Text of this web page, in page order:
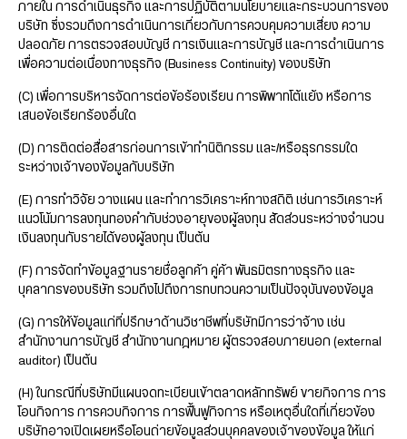
ภายใน การดำเนินธุรกิจ และการปฏิบัติตามนโยบายและกระบวนการของ
บริษัท ซึ่งรวมถึงการดำเนินการเกี่ยวกับการควบคุมความเสี่ยง ความ
ปลอดภัย การตรวจสอบบัญชี การเงินและการบัญชี และการดำเนินการ
เพื่อความต่อเนื่องทางธุรกิจ (Business Continuity) ของบริษัท
(C) เพื่อการบริหารจัดการต่อข้อร้องเรียน การพิพาทโต้แย้ง หรือการ
เสนอข้อเรียกร้องอื่นใด
(D) การติดต่อสื่อสารก่อนการเข้าทำนิติกรรม และ/หรือธุรกรรมใด
ระหว่างเจ้าของข้อมูลกับบริษัท
(E) การทำวิจัย วางแผน และทำการวิเคราะห์ทางสถิติ เช่นการวิเคราะห์
แนวโน้มการลงทุนทองคำกับช่วงอายุของผู้ลงทุน สัดส่วนระหว่างจำนวน
เงินลงทุนกับรายได้ของผู้ลงทุน เป็นต้น
(F) การจัดทำข้อมูลฐานรายชื่อลูกค้า คู่ค้า พันธมิตรทางธุรกิจ และ
บุคลากรของบริษัท รวมถึงไปถึงการทบทวนความเป็นปัจจุบันของข้อมูล
(G) การให้ข้อมูลแก่ที่ปรึกษาด้านวิชาชีพที่บริษัทมีการว่าจ้าง เช่น
สำนักงานการบัญชี สำนักงานกฎหมาย ผู้ตรวจสอบภายนอก (external
auditor) เป็นต้น
(H) ในกรณีที่บริษัทมีแผนจดทะเบียนเข้าตลาดหลักทรัพย์ ขายกิจการ การ
โอนกิจการ การควบกิจการ การฟื้นฟูกิจการ หรือเหตุอื่นใดที่เกี่ยวข้อง
บริษัทอาจเปิดเผยหรือโอนถ่ายข้อมูลส่วนบุคคลของเจ้าของข้อมูล ให้แก่